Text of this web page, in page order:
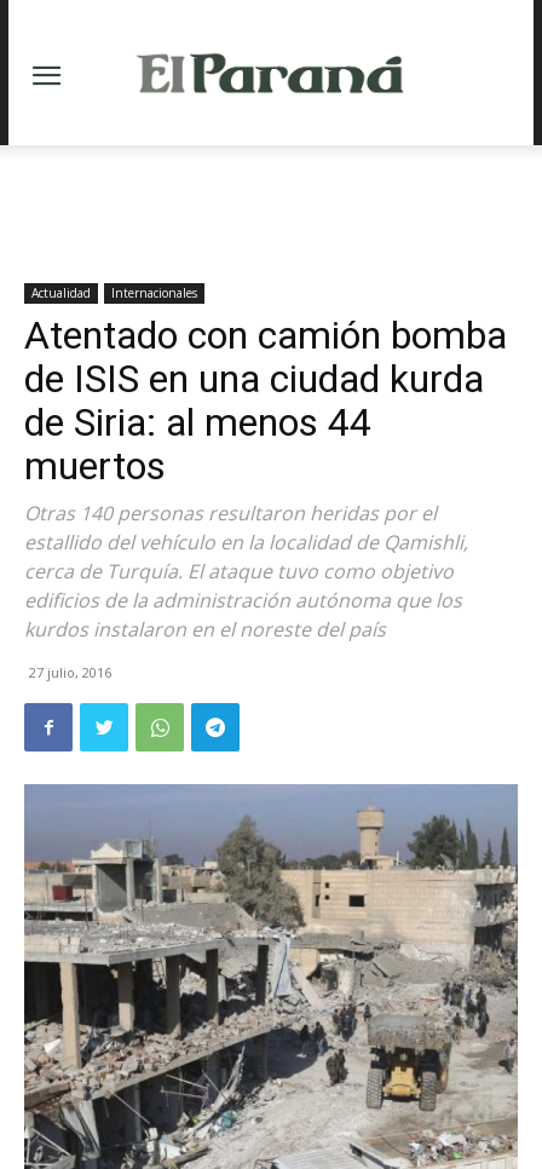
Actualidad Internacionales
Atentado con camión bomba
de ISIS en una ciudad kurda
de Siria: al menos 44
muertos
Otras 140 personas resultaron heridas por el
estallido del vehículo en la localidad de Qamishli,
cerca de Turquía. El ataque tuvo como objetivo
edificios de la administración autónoma que los
kurdos instalaron en el noreste del país
27 julio, 2016